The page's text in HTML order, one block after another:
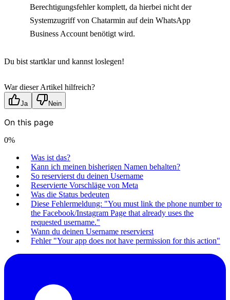
Berechtigungsfehler komplett, da hierbei nicht der
Systemzugriff von Chatarmin auf dein WhatsApp
Business Account benötigt wird.
Du bist startklar und kannst loslegen!
War dieser Artikel hilfreich?
Ja Nein
On this page
0%
Was ist das?
Kann ich meinen bisherigen Namen behalten?
So reservierst du deinen Username
Reservierte Vorschläge von Meta
Was die Status bedeuten
Diese Fehlermeldung: "You must link the phone number to
the Facebook/Instagram Page that already uses the
requested username."
Wann du deinen Username reservierst
Fehler "Your app does not have permission for this action"